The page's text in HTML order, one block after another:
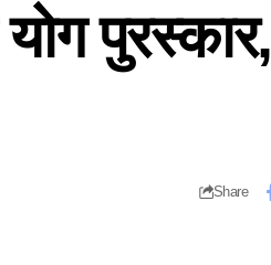
पुरस्‍कार,
Share